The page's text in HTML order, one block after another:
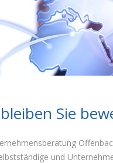
Sie
und